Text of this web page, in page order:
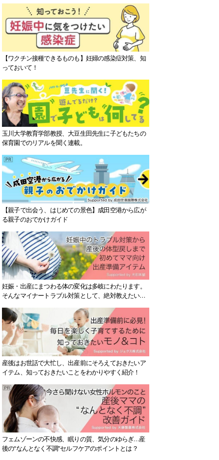
【ワクチン接種できるものも】妊婦の感染症対策、知
っておいて！
玉川大学教育学部教授、大豆生田先生に子どもたちの
保育園でのリアルを聞く連載。
【親子で出会う、はじめての景色】成田空港から広が
る親子のおでかけガイド
妊娠・出産にまつわる体の変化は多岐にわたります。
そんなマイナートラブル対策として、絶対教えたい！
産後はお世話で大忙し、出産前にそろえておきたいア
イテム、知っておきたいことをわかりやすく紹介！
フェムゾーンの不快感、眠りの質、気分のゆらぎ…産
後の“なんとなく不調”セルフケアのポイントとは？